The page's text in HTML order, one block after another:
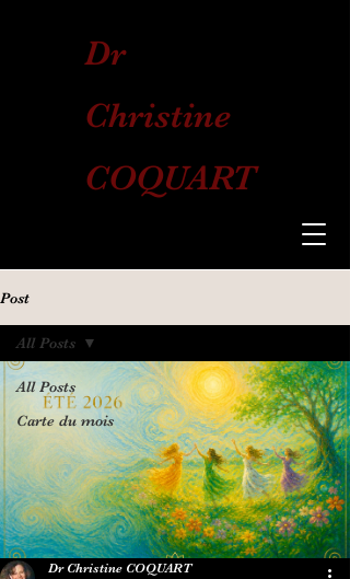
Dr
Christine
COQUART
Post
All Posts
Carte du mois
All Posts
Dr Christine COQUART